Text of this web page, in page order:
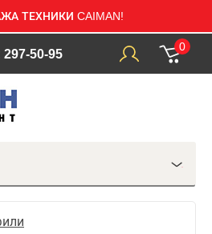
ТЕХНИКИ CAIMAN!
297-50-95
0